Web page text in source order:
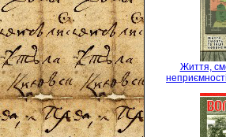
Життя,